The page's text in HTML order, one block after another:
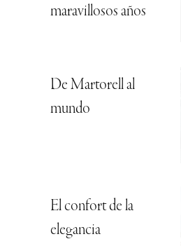
maravillosos años
De Martorell al
mundo
El confort de la
elegancia